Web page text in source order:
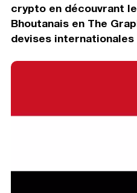
crypto en découvrant
Bhoutanais en The
devises internationales